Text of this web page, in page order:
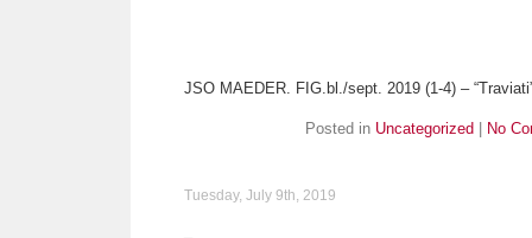
JSO MAEDER. FIG.bl./sept. 2019 (1-4) –
Posted in Uncategorized No
Tuesday, July 9th, 2019